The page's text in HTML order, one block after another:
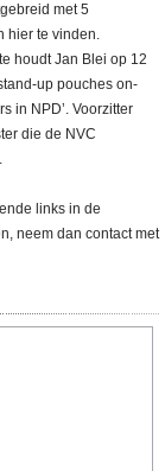
met 5
hier te vinden.
houdt Jan Blei op 12
up pouches on-
in NPD’. Voorzitter
die de NVC
links in de
neem dan contact met